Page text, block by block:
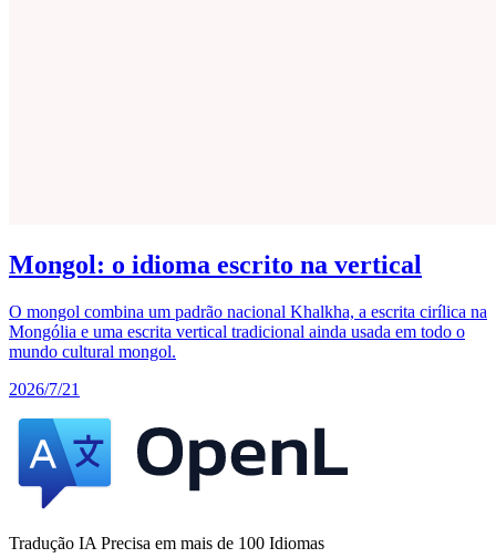
Mongol: o idioma escrito na vertical
O mongol combina um padrão nacional Khalkha, a escrita cirílica na
Mongólia e uma escrita vertical tradicional ainda usada em todo o
mundo cultural mongol.
2026/7/21
Tradução IA Precisa em mais de 100 Idiomas